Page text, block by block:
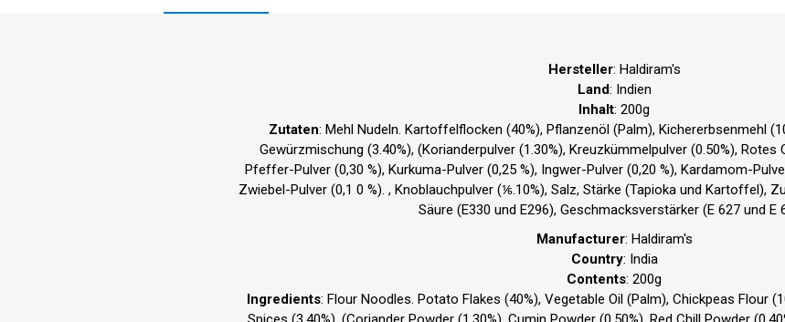
Hersteller: Haldiram's
Land: Indien
Inhalt: 200g
Zutaten: Mehl Nudeln. Kartoffelflocken (40%), Pflanzenöl (Palm), Kichererbsenmehl
Gewürzmischung (3.40%), (Korianderpulver (1.30%), Kreuzkümmelpulver (0.50%), Rotes
Pfeffer-Pulver (0,30 %), Kurkuma-Pulver (0,25 %), Ingwer-Pulver (0,20 %), Kardamom-
Zwiebel-Pulver (0,1 0 %). , Knoblauchpulver (⅙.10%), Salz, Stärke (Tapioka und Kartoffel),
Säure (E330 und E296), Geschmacksverstärker (E 627 und E
Manufacturer: Haldiram's
Country: India
Contents: 200g
Ingredients: Flour Noodles. Potato Flakes (40%), Vegetable Oil (Palm), Chickpeas Flour